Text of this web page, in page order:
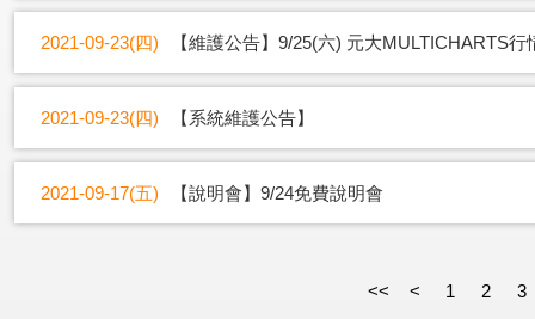
2021-09-23(四) 【維護公告】9/25(六) 元大MULTICHARTS
2021-09-23(四) 【系統維護公告】
2021-09-17(五) 【說明會】9/24免費說明會
<< < 1 2 3